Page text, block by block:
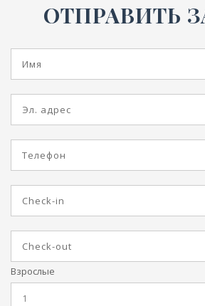
ОТПРАВИТЬ
Взрослые